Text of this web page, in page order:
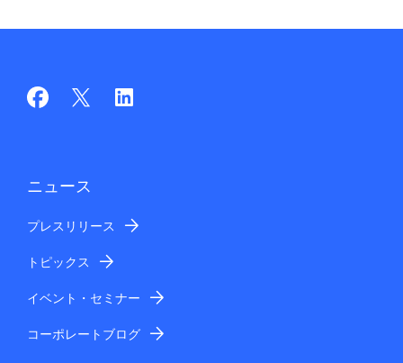
ニュース
プレスリリース
トピックス
イベント・セミナー
コーポレートブログ